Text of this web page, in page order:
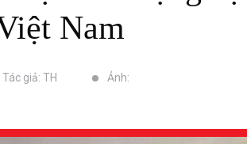
Nam
Tác giả: TH Ảnh: